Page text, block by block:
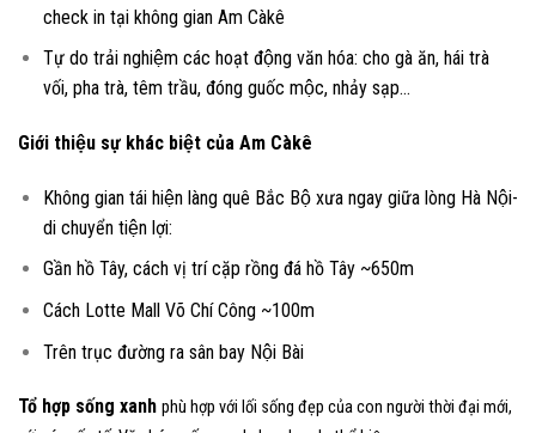
check in tại không gian Am Càkê
Tự do trải nghiệm các hoạt động văn hóa: cho gà ăn, hái trà
vối, pha trà, têm trầu, đóng guốc mộc, nhảy sạp…
Giới thiệu sự khác biệt của Am Càkê
Không gian tái hiện làng quê Bắc Bộ xưa ngay giữa lòng Hà Nội-
di chuyển tiện lợi:
Gần hồ Tây, cách vị trí cặp rồng đá hồ Tây ~650m
Cách Lotte Mall Võ Chí Công ~100m
Trên trục đường ra sân bay Nội Bài
Tổ hợp sống xanh phù hợp với lối sống đẹp của con người thời đại mới,